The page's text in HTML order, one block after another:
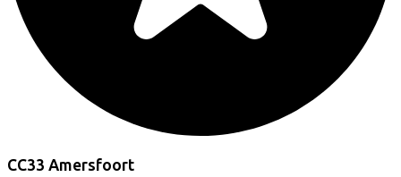
CC33 Amersfoort